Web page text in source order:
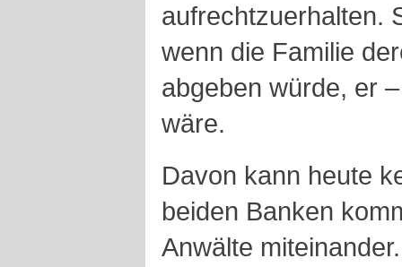
aufrechtzuerhalten.
wenn die Familie
abgeben würde, er
wäre.
Davon kann heute
beiden Banken
Anwälte